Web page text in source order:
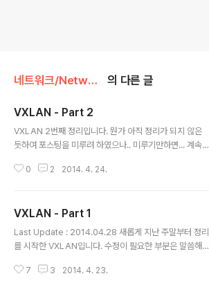
네트워크/Network 가상화 의 다른 글
VXLAN - Part 2
VXLAN 2번째 정리입니다. 뭔가 아직 정리가 되지 않은
듯하여 포스팅을 미루려 하였으나.. 미루기만하면... 계속
갑니다. VXLAN이 필요한 배경 1. Limitations impose
기 위해 STP를 사용한다. - STP를 사용하게 되면, Block
ing Point가 생기면서 모든 경로에 대해서 다 사용할 수가
없게 된다. 따라서, STP 모델은 Multipathing에서의 Re
PB로써 STP의 이러한 제약사항을 해소하도록 제안되고
0 2 2014. 4. 24.
VXLAN - Part 1
Last Update : 2014.04.28 새롭게 지난 주말부터 정리
를 시작한 VXLAN입니다. 수정이 필요한 부분은 말씀해주
인 환경의 제약이 없이 Layer 2 Segment를 확장한다.
7 3 2014. 4. 23.